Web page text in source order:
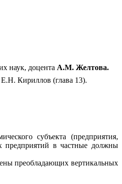
наук, доцента А.М. Желтова.
Е.Н. Кириллов (глава 13).
субъекта (предприятия,
предприятий в частные должны
преобладающихвертикальных